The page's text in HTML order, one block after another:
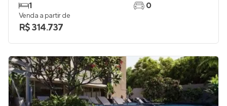
1
0
Venda a partir de
R$ 314.737